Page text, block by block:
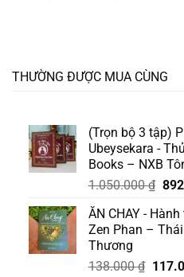
THƯỜNG ĐƯỢC MUA CÙNG
(Trọn bộ 3 tập)
Ubeysekara -
Books – NXB
1.050.000₫ Giá
là:
ĂN CHAY -
Zen Phan –
Thương
138.000₫ Giá